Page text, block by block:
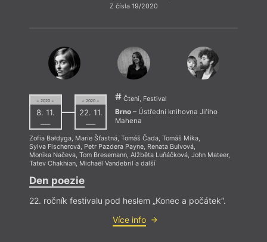
Z čísla 19/2020
= 2020 =
8. 11.
––––
= 2020 =
22. 11.
––––
Čtení, Festival
Brno – Ústřední knihovna Jiřího
Mahena
Zofia Bałdyga, Marie Šťastná,Tomáš Čada,Tomáš Míka,
Sylva Fischerová, Petr Pazdera Payne, Renata Bulvová,
Monika Načeva,Tom Bresemann,Alžběta Luňáčková,John Mateer,
Tatev Chakhian, Michaël Vandebril a další
Den poezie
22. ročník festivalu pod heslem „Konec a počátek“.
Více info